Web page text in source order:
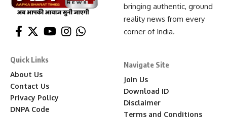
bringing authentic, ground
reality news from every
corner of India.
Quick Links
About Us
Contact Us
Privacy Policy
DNPA Code
Navigate Site
Join Us
Download ID
Disclaimer
Terms and Conditions